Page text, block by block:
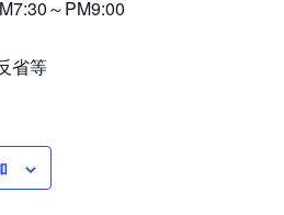
～PM9:00
省等